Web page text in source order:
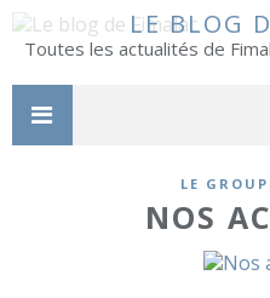
LE BLOG
LE
NOS